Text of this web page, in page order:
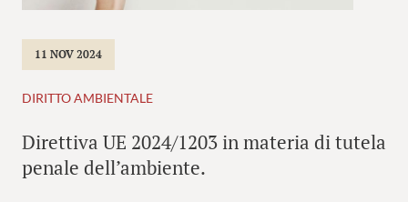
11 NOV 2024
DIRITTO AMBIENTALE
Direttiva UE 2024/1203 in materia di tutela
penale dell’ambiente.